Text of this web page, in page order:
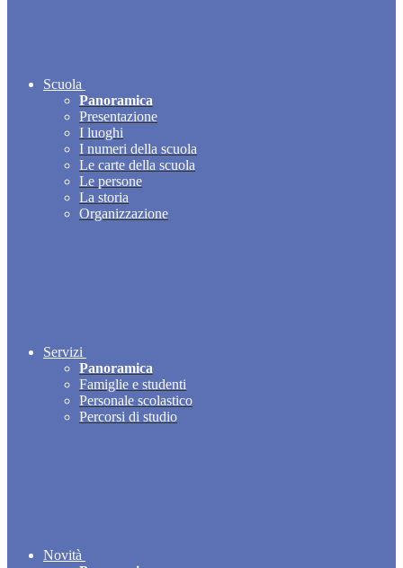
Scuola
Panoramica
Presentazione
I luoghi
I numeri della scuola
Le carte della scuola
Le persone
La storia
Organizzazione
Servizi
Panoramica
Famiglie e studenti
Personale scolastico
Percorsi di studio
Novità